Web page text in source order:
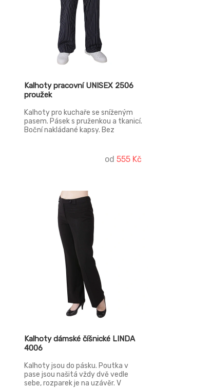
Kalhoty pracovní UNISEX 2506
proužek
Kalhoty pro kuchaře se sníženým
pasem. Pásek s pruženkou a tkanicí.
Boční nakládané kapsy. Bez
od 555 Kč
Kalhoty dámské číšnické LINDA
4006
Kalhoty jsou do pásku. Poutka v
pase jsou našitá vždy dvě vedle
sebe, rozparek je na uzávěr. V